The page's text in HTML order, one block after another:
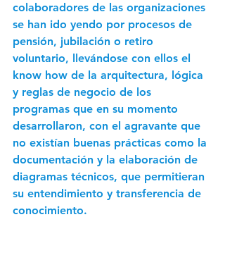
colaboradores de las organizaciones
se han ido yendo por procesos de
pensión, jubilación o retiro
voluntario, llevándose con ellos el
know how de la arquitectura, lógica
y reglas de negocio de los
programas que en su momento
desarrollaron, con el agravante que
no existían buenas prácticas como la
documentación y la elaboración de
diagramas técnicos, que permitieran
su entendimiento y transferencia de
conocimiento.